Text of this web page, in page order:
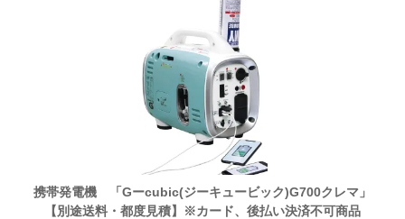
携帯発電機 「Gーcubic(ジーキュービック)G700クレマ」
【別途送料・都度見積】※カード、後払い決済不可商品